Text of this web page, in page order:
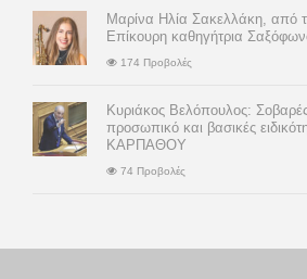
Μαρίνα Ηλία Σακελλάκη, από
Επίκουρη καθηγήτρια
174 Προβολές
Κυριάκος Βελόπουλος: Σοβαρές
προσωπικό και βασικές
ΚΑΡΠΑΘΟΥ
74 Προβολές